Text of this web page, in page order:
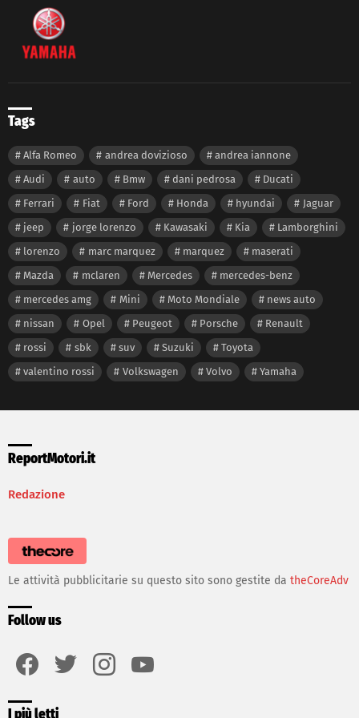
Tags
Alfa Romeo andrea dovizioso
andrea iannone
Audi
auto Bmw dani pedrosa
Ducati
Ferrari
Fiat Ford Honda hyundai
Jaguar
jeep
jorge lorenzo Kawasaki Kia
Lamborghini
lorenzo
marc marquez marquez
maserati
Mazda
mclaren Mercedes
mercedes-benz
mercedes amg
Mini Moto Mondiale
news auto
nissan
Opel Peugeot Porsche
Renault
rossi
sbk suv Suzuki
Toyota
valentino rossi
Volkswagen Volvo Yamaha
ReportMotori.it
Redazione
Le attività pubblicitarie su questo sito sono gestite da theCoreAdv
Follow us
I più letti